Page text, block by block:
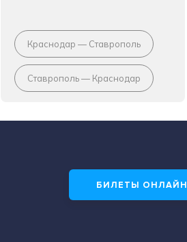
Краснодар — Ставрополь
Ставрополь — Краснодар
БИЛЕТЫ ОНЛАЙН